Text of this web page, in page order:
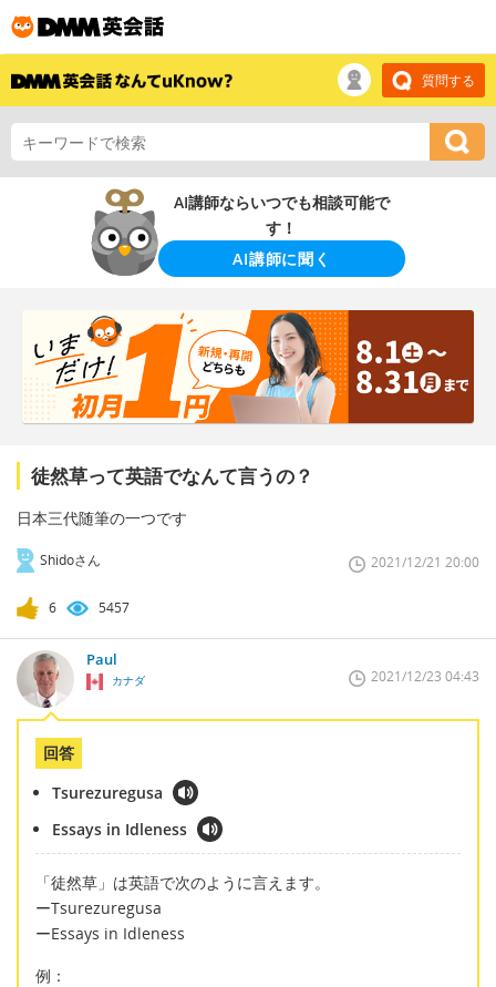
質問する
AI講師ならいつでも相談可能で
す！
AI講師に聞く
徒然草って英語でなんて言うの？
日本三代随筆の一つです
Shidoさん 2021/12/21 20:00
6 5457
Paul
カナダ 2021/12/23 04:43
回答
Tsurezuregusa
Essays in Idleness
「徒然草」は英語で次のように言えます。
ーTsurezuregusa
ーEssays in Idleness
例：